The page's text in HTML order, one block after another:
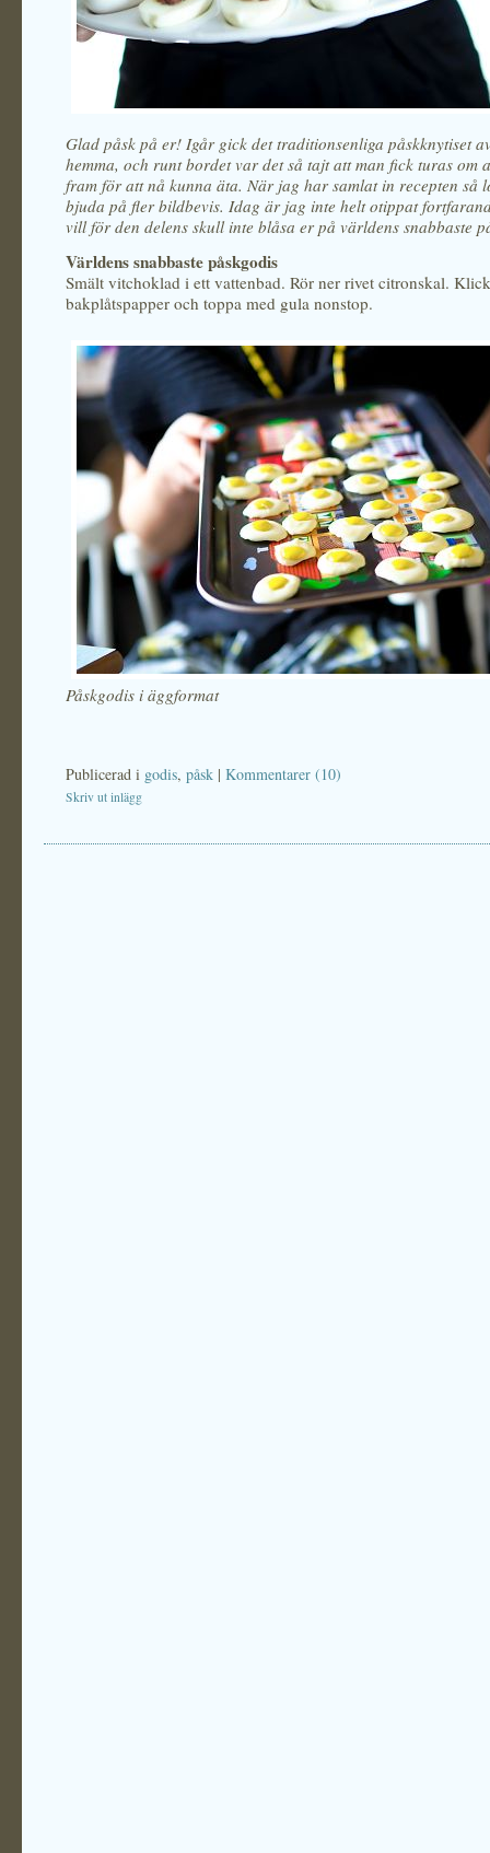
Glad påsk på er! Igår gick det traditionsenliga påskknytiset
hemma, och runt bordet var det så tajt att man fick turas om
fram för att nå kunna äta. När jag har samlat in recepten så
bjuda på fler bildbevis. Idag är jag inte helt otippat
vill för den delens skull inte blåsa er på världens snabbaste
Världens snabbaste påskgodis
Smält vitchoklad i ett vattenbad. Rör ner rivet citronskal.
bakplåtspapper och toppa med gula nonstop.
Påskgodis i äggformat
Publicerad i godis, påsk | Kommentarer (10)
Skriv ut inlägg